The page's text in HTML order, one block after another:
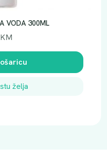
VODA 300ML
KM
želja